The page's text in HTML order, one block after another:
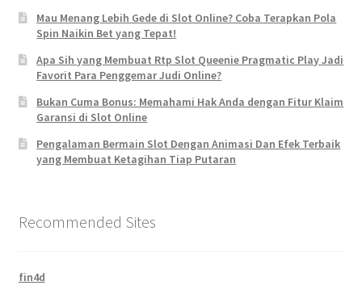
Mau Menang Lebih Gede di Slot Online? Coba Terapkan Pola
Spin Naikin Bet yang Tepat!
Apa Sih yang Membuat Rtp Slot Queenie Pragmatic Play Jadi
Favorit Para Penggemar Judi Online?
Bukan Cuma Bonus: Memahami Hak Anda dengan Fitur Klaim
Garansi di Slot Online
Pengalaman Bermain Slot Dengan Animasi Dan Efek Terbaik
yang Membuat Ketagihan Tiap Putaran
Recommended Sites
fin4d